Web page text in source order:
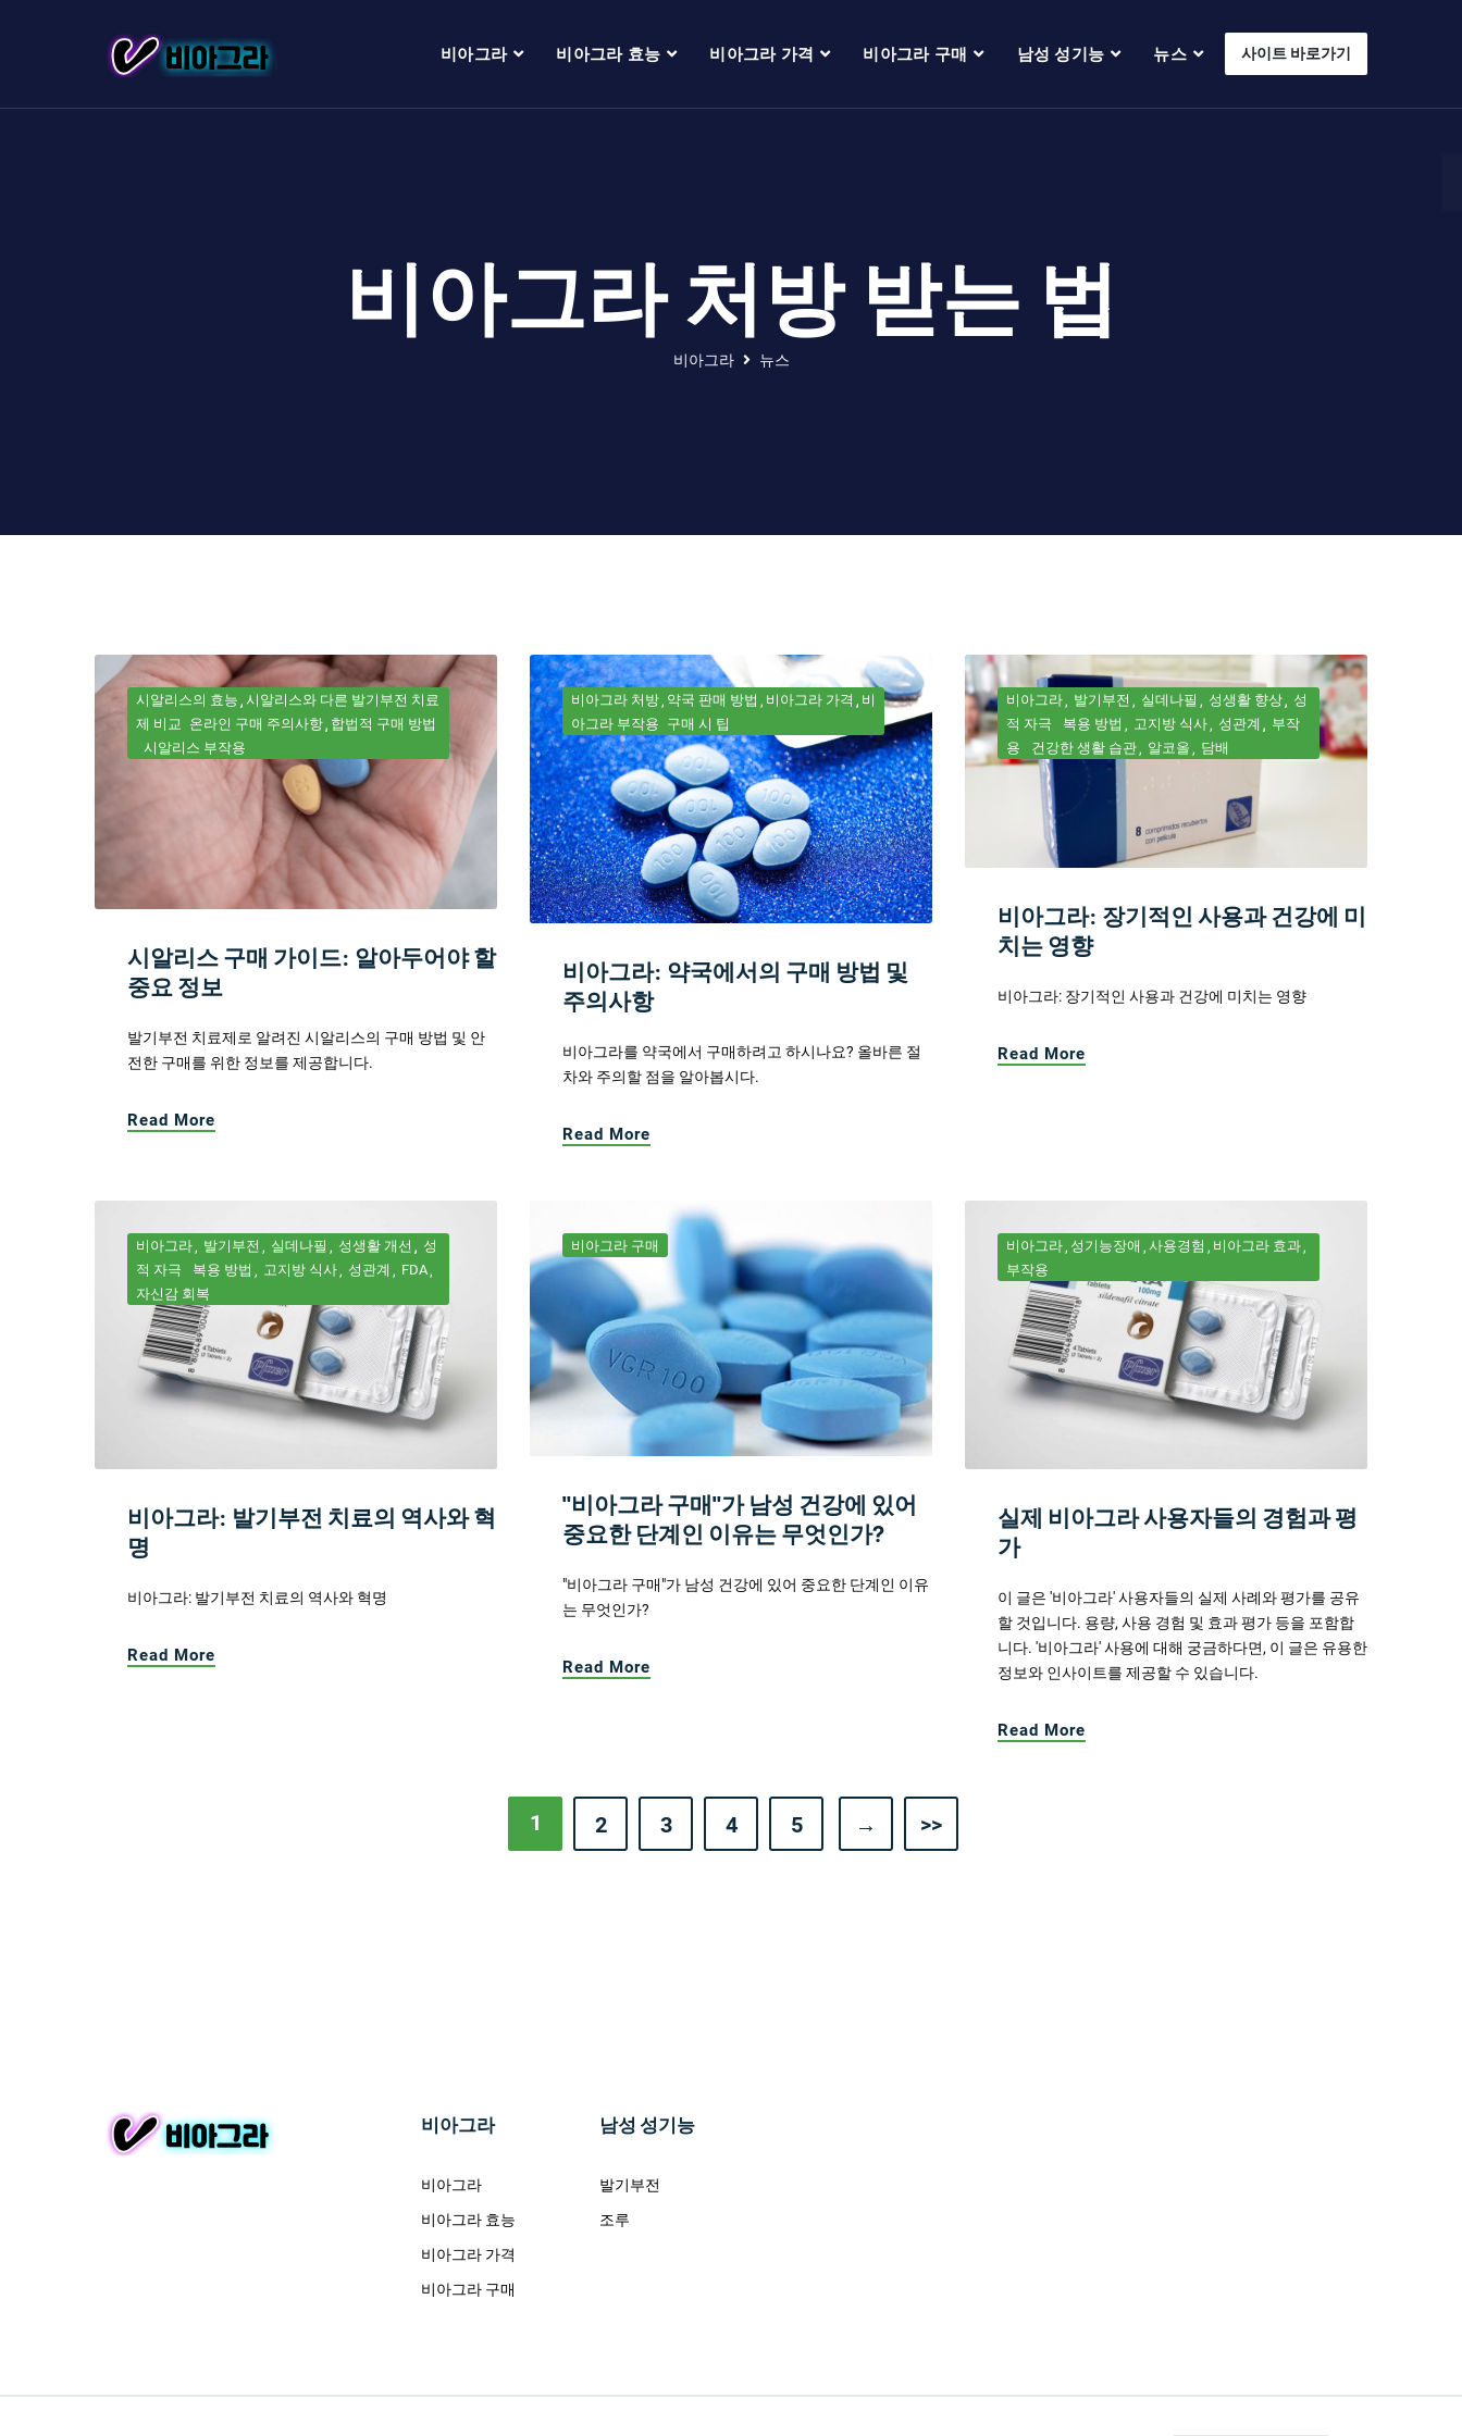
비아그라 비아그라 효능 비아그라 가격 비아그라 구매 남성 성기능 뉴스 사이트 바로가기
비아그라 처방 받는 법
비아그라 뉴스
시알리스의 효능 시알리스와 다른 발기부전 치료
제 비교 온라인 구매 주의사항 합법적 구매 방법
시알리스 부작용
시알리스 구매 가이드: 알아두어야 할
중요 정보
발기부전 치료제로 알려진 시알리스의 구매 방법 및 안
전한 구매를 위한 정보를 제공합니다.
Read More
비아그라 처방 약국 판매 방법 비아그라 가격
비
아그라 부작용 구매 시 팁
비아그라: 약국에서의 구매 방법 및
주의사항
비아그라를 약국에서 구매하려고 하시나요? 올바른 절
차와 주의할 점을 알아봅시다.
Read More
비아그라 발기부전 실데나필 성생활 향상
성
적 자극
복용 방법 고지방 식사 성관계
부작
용
건강한 생활 습관 알코올 담배
비아그라: 장기적인 사용과 건강에 미
치는 영향
비아그라: 장기적인 사용과 건강에 미치는 영향
Read More
비아그라 발기부전 실데나필 성생활 개선
성
적 자극
복용 방법 고지방 식사 성관계
FDA
자신감 회복
비아그라: 발기부전 치료의 역사와 혁
명
비아그라: 발기부전 치료의 역사와 혁명
Read More
비아그라 구매
"비아그라 구매"가 남성 건강에 있어
중요한 단계인 이유는 무엇인가?
"비아그라 구매"가 남성 건강에 있어 중요한 단계인 이유
는 무엇인가?
Read More
비아그라 성기능장애 사용경험
비아그라 효과
부작용
실제 비아그라 사용자들의 경험과 평
가
이 글은 '비아그라' 사용자들의 실제 사례와 평가를 공유
할 것입니다. 용량, 사용 경험 및 효과 평가 등을 포함합
니다. '비아그라' 사용에 대해 궁금하다면, 이 글은 유용한
정보와 인사이트를 제공할 수 있습니다.
Read More
1 2 3 4 5 → >>
비아그라
비아그라
비아그라 효능
비아그라 가격
비아그라 구매
남성 성기능
발기부전
조루